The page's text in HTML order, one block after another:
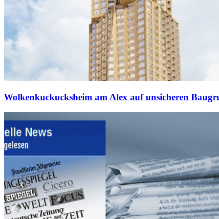
Wolkenkuckucksheim am Alex auf unsicheren